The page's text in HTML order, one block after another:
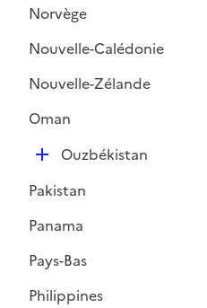
Norvège
Nouvelle-Calédonie
Nouvelle-Zélande
Oman
D
p
e
Ouzbékistan
Pakistan
Panama
Pays-Bas
Philippines